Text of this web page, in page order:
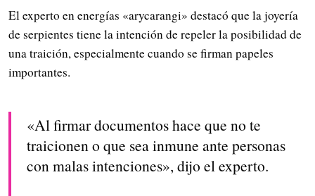
El experto en energías «arycarangi» destacó que la joyería
de serpientes tiene la intención de repeler la posibilidad de
una traición, especialmente cuando se firman papeles
importantes.
«Al firmar documentos hace que no te
traicionen o que sea inmune ante personas
con malas intenciones», dijo el experto.